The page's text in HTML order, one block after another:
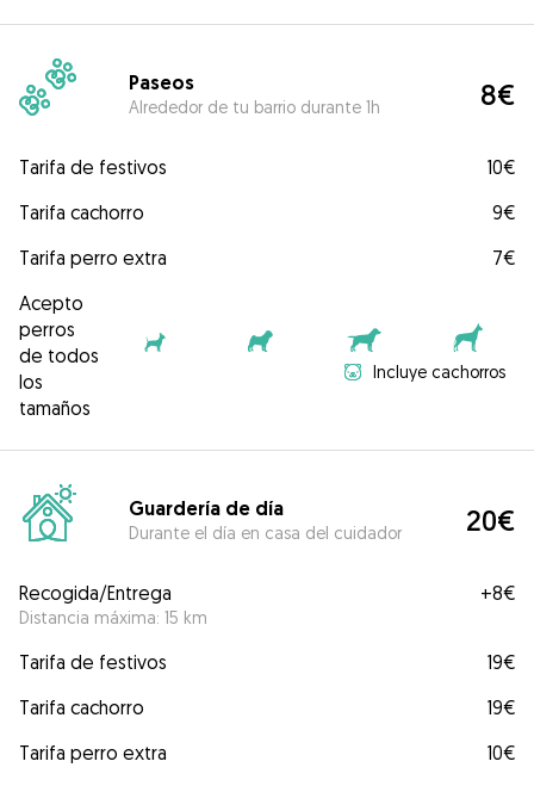
Paseos
Alrededor de tu barrio durante 1h 8€
Tarifa de festivos
10€
Tarifa cachorro
9€
Tarifa perro extra
7€
Acepto
perros
de todos
los
tamaños
Incluye cachorros
Guardería de día
Durante el día en casa del cuidador 20€
Recogida/Entrega
Distancia máxima: 15 km
+8€
Tarifa de festivos
19€
Tarifa cachorro
19€
Tarifa perro extra
10€